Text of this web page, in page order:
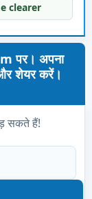
clearer
पर। अपना
शेयर करें।
सकते हैं!